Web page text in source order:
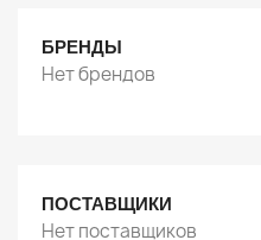
БРЕНДЫ
Нет брендов
ПОСТАВЩИКИ
Нет поставщиков